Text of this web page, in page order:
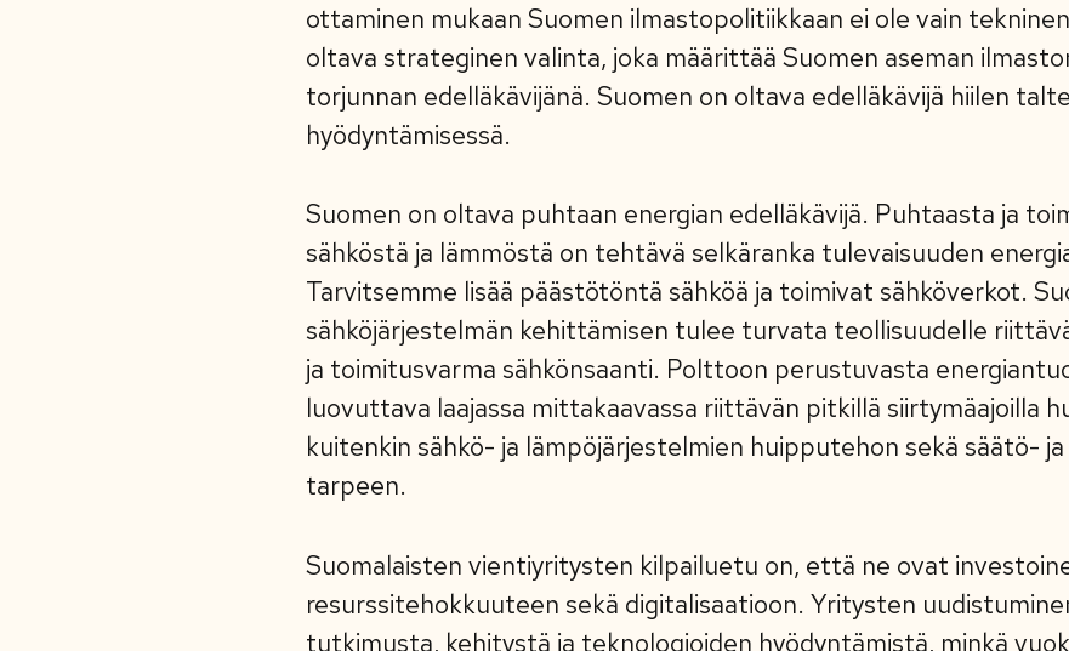
ottaminen mukaan Suomen ilmastopolitiikkaan ei ole vain
oltava strateginen valinta, joka määrittää Suomen aseman
torjunnan edelläkävijänä. Suomen on oltava edelläkävijä hiilen
hyödyntämisessä.
Suomen on oltava puhtaan energian edelläkävijä. Puhtaasta ja
sähköstä ja lämmöstä on tehtävä selkäranka tulevaisuuden
Tarvitsemme lisää päästötöntä sähköä ja toimivat sähköverkot.
sähköjärjestelmän kehittämisen tulee turvata teollisuudelle
ja toimitusvarma sähkönsaanti. Polttoon perustuvasta
luovuttava laajassa mittakaavassa riittävän pitkillä siirtymäajoilla
kuitenkin sähkö- ja lämpöjärjestelmien huipputehon sekä säätö-
tarpeen.
Suomalaisten vientiyritysten kilpailuetu on, että ne ovat
resurssitehokkuuteen sekä digitalisaatioon. Yritysten
tutkimusta, kehitystä ja teknologioiden hyödyntämistä, minkä